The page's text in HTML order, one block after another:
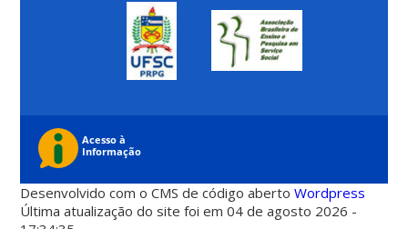
Desenvolvido com o CMS de código abertoWordpress
Última atualização do site foi em 04 de agosto 2026 -